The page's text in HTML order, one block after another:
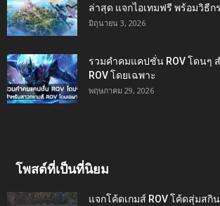
ล่าสุด แจกไอเทมฟรี พร้อมวิธีก
มิถุนายน 3, 2026
รวมคำคมแคปชั่น ROV โดนๆ
ROV โดยเฉพาะ
พฤษภาคม 29, 2026
โพสต์ที่เป็นที่นิยม
แจกโค้ดเกมส์ ROV โค้ดสุ่มสกิ